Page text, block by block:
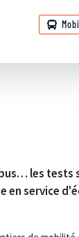
les tests
en service